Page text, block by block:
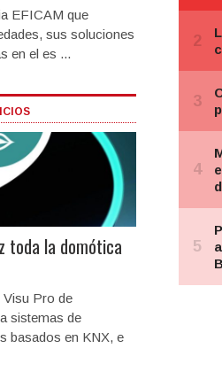
EFICAM que
sus soluciones
en el es ...
toda la domótica
Visu Pro de
sistemas de
basados en KNX, e